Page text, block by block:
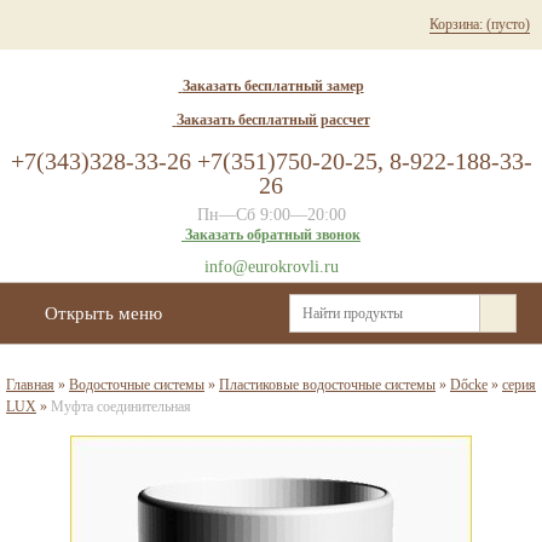
Корзина: (пусто)
Заказать бесплатный замер
Заказать бесплатный рассчет
+7(343)328-33-26 +7(351)750-20-25, 8-922-188-33-
26
Пн—Сб 9:00—20:00
Заказать обратный звонок
info@eurokrovli.ru
Открыть меню
Главная » Водосточные системы » Пластиковые водосточные системы » Dőcke » серия
LUX » Муфта соединительная